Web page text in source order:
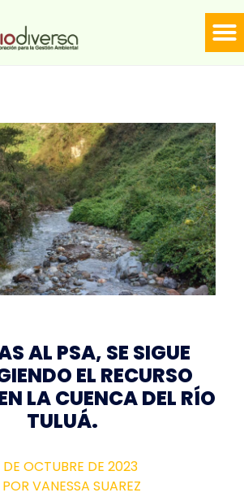
AL PSA, SE SIGUE
EL RECURSO
LA CUENCA DEL RÍO
TULUÁ.
DE OCTUBRE DE 2023
POR VANESSA SUAREZ